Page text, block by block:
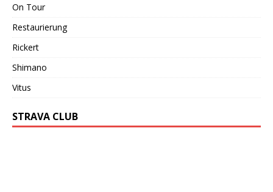
On Tour
Restaurierung
Rickert
Shimano
Vitus
STRAVA CLUB